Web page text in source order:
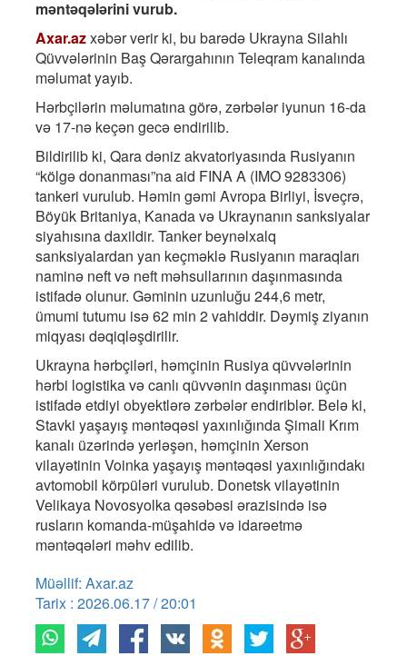
məntəqələrini vurub.
Axar.azxəbər verir ki, bu barədə Ukrayna Silahlı
Qüvvələrinin Baş Qərargahının Teleqram kanalında
məlumat yayıb.
Hərbçilərin məlumatına görə, zərbələr iyunun 16-da
və 17-nə keçən gecə endirilib.
Bildirilib ki, Qara dəniz akvatoriyasında Rusiyanın
“kölgə donanması”na aid FINA A (IMO 9283306)
tankeri vurulub. Həmin gəmi Avropa Birliyi, İsveçrə,
Böyük Britaniya, Kanada və Ukraynanın sanksiyalar
siyahısına daxildir. Tanker beynəlxalq
sanksiyalardan yan keçməklə Rusiyanın maraqları
naminə neft və neft məhsullarının daşınmasında
istifadə olunur. Gəminin uzunluğu 244,6 metr,
ümumi tutumu isə 62 min 2 vahiddir. Dəymiş ziyanın
miqyası dəqiqləşdirilir.
Ukrayna hərbçiləri, həmçinin Rusiya qüvvələrinin
hərbi logistika və canlı qüvvənin daşınması üçün
istifadə etdiyi obyektlərə zərbələr endiriblər. Belə ki,
Stavki yaşayış məntəqəsi yaxınlığında Şimali Krım
kanalı üzərində yerləşən, həmçinin Xerson
vilayətinin Voinka yaşayış məntəqəsi yaxınlığındakı
avtomobil körpüləri vurulub. Donetsk vilayətinin
Velikaya Novosyolka qəsəbəsi ərazisində isə
rusların komanda-müşahidə və idarəetmə
məntəqələri məhv edilib.
Müəllif: Axar.az
Tarix : 2026.06.17 / 20:01